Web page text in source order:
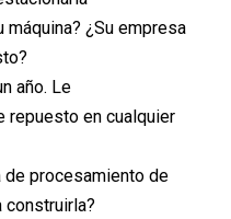
máquina? ¿Su empresa
año. Le
repuesto en cualquier
de procesamiento de
construirla?